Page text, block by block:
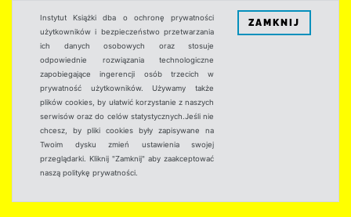
Instytut Książki dba o ochronę prywatności
użytkowników i bezpieczeństwo przetwarzania
ich danych osobowych oraz stosuje
odpowiednie rozwiązania technologiczne
zapobiegające ingerencji osób trzecich w
prywatność użytkowników. Używamy także
plików cookies, by ułatwić korzystanie z naszych
serwisów oraz do celów statystycznych.Jeśli nie
chcesz, by pliki cookies były zapisywane na
Twoim dysku zmień ustawienia swojej
przeglądarki. Kliknij "Zamknij" aby zaakceptować
naszą politykę prywatności.
ZAMKNIJ